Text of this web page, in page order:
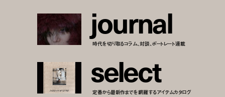
journal
時代を切り取るコラム、対談、ポートレート連載
select
定番から最新作までを網羅するアイテムカタログ